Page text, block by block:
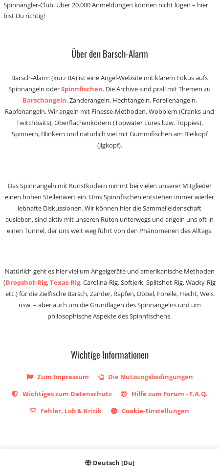
Spinnangler-Club. Über 20.000 Anmeldungen können nicht lügen – hier
bist Du richtig!
Über den Barsch-Alarm
Barsch-Alarm (kurz BA) ist eine Angel-Website mit klarem Fokus aufs
Spinnangeln oderSpinnfischen. Die Archive sind prall mit Themen zu
Barschangeln, Zanderangeln, Hechtangeln, Forellenangeln,
Rapfenangeln. Wir angeln mit Finesse-Methoden, Wobblern (Cranks und
Twitchbaits), Oberflächenködern (Topwater Lures bzw. Toppies),
Spinnern, Blinkern und natürlich viel mit Gummifischen am Bleikopf
(Jigkopf).
Das Spinnangeln mit Kunstködern nimmt bei vielen unserer Mitglieder
einen hohen Stellenwert ein. Ums Spinnfischen entstehen immer wieder
lebhafte Diskussionen. Wir können hier die Sammelleidenschaft
ausleben, sind aktiv mit unseren Ruten unterwegs und angeln uns oft in
einen Tunnel, der uns weit weg führt von den Phänomenen des Alltags.
Natürlich geht es hier viel um Angelgeräte und amerikanische Methoden
(Dropshot-Rig,Texas-Rig, Carolina-Rig, Softjerk, Splitshot-Rig, Wacky-Rig
etc.) für die Zielfische Barsch, Zander, Rapfen, Döbel, Forelle, Hecht, Wels
usw. – aber auch um die Grundlagen des Spinnangelns und um
philosophische Aspekte des Spinnfischens.
Wichtige Informationen
Zum Impressum
Die Nutzungsbedingungen
Wichtiges zum Datenschutz
Hilfe zum Forum - F.A.Q.
Fehler, Lob & Kritik
Cookie-Einstellungen
Deutsch [Du]